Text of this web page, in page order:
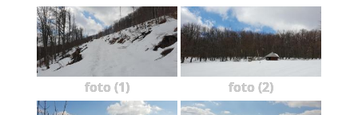
foto (1) foto (2)